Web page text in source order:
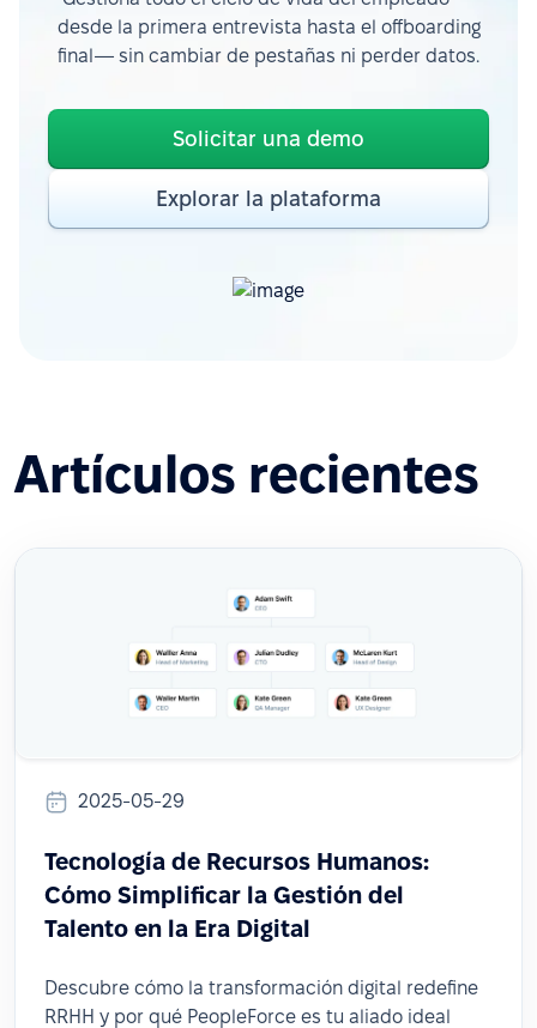
desde la primera entrevista hasta el offboarding
final— sin cambiar de pestañas ni perder datos.
Solicitar una demo
Explorar la plataforma
Artículos recientes
2025-05-29
Tecnología de Recursos Humanos:
Cómo Simplificar la Gestión del
Talento en la Era Digital
Descubre cómo la transformación digital redefine
RRHH y por qué PeopleForce es tu aliado ideal